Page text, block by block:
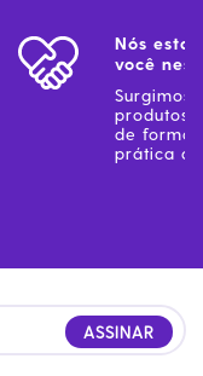
Nós
você
Surgimos
produtos
de forma
prática
ASSINAR